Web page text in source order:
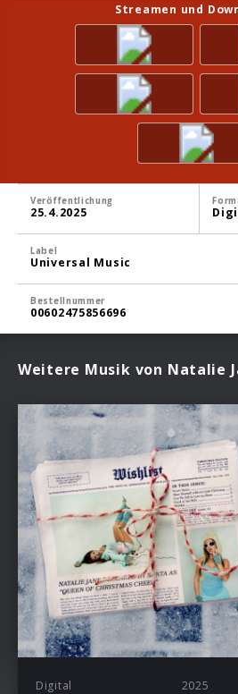
Streamen und
Veröffentlichung
25.4.2025
Label
Universal Music
Bestellnummer
00602475856696
Weitere Musik von Natalie
Digital 2025